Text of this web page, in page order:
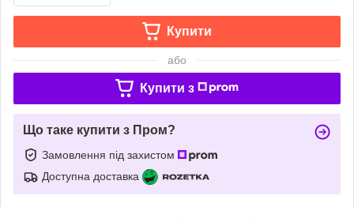
Купити
або
Купити з
Що таке купити з Пром?
Замовлення під захистом
Доступна доставка